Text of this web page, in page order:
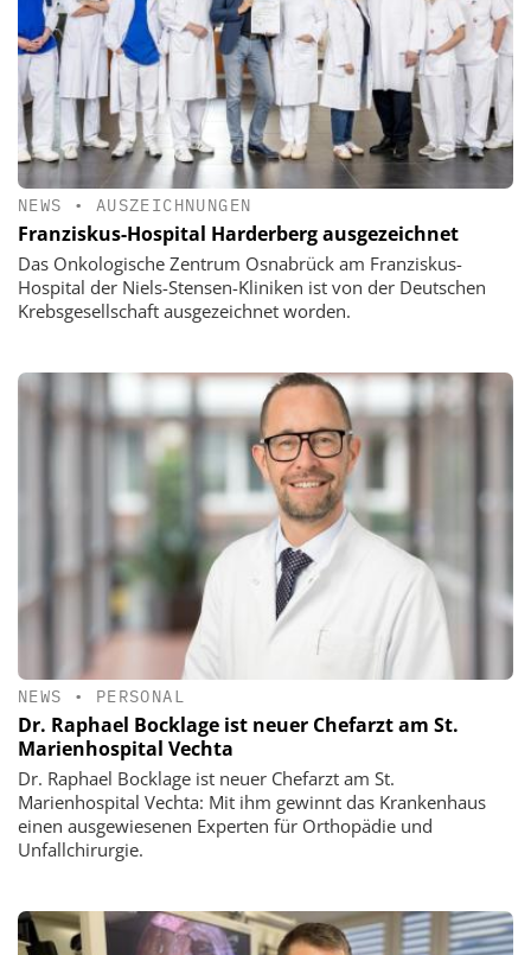
NEWS • AUSZEICHNUNGEN
Franziskus-Hospital Harderberg ausgezeichnet
Das Onkologische Zentrum Osnabrück am Franziskus-
Hospital der Niels-Stensen-Kliniken ist von der Deutschen
Krebsgesellschaft ausgezeichnet worden.
NEWS • PERSONAL
Dr. Raphael Bocklage ist neuer Chefarzt am St.
Marienhospital Vechta
Dr. Raphael Bocklage ist neuer Chefarzt am St.
Marienhospital Vechta: Mit ihm gewinnt das Krankenhaus
einen ausgewiesenen Experten für Orthopädie und
Unfallchirurgie.